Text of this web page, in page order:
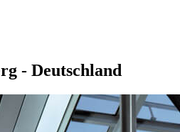
- Deutschland